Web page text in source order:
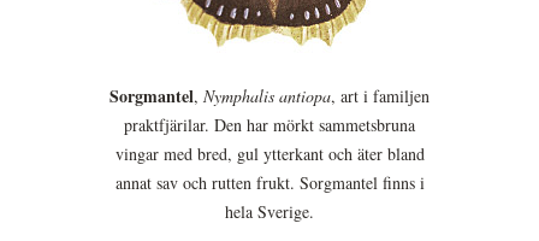
Sorgmantel, Nymphalis antiopa, art i familjen
praktfjärilar. Den har mörkt sammetsbruna
vingar med bred, gul ytterkant och äter bland
annat sav och rutten frukt. Sorgmantel finns i
hela Sverige.